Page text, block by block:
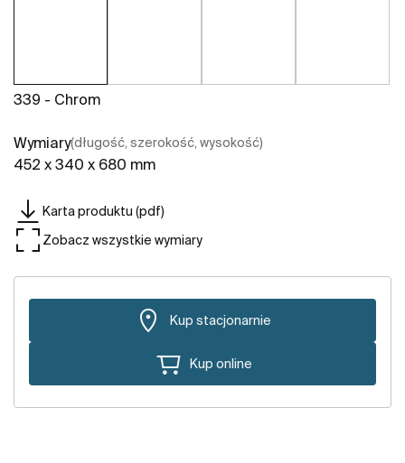
339 - Chrom
Wymiary(długość, szerokość, wysokość)
452 x 340 x 680 mm
Karta produktu (pdf)
Zobacz wszystkie wymiary
Kup stacjonarnie
Kup online